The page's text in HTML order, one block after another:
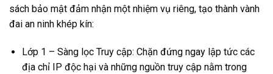
sách bảo mật đảm nhận một nhiệm vụ riêng, tạo thành vành
đai an ninh khép kín:
Lớp 1 – Sàng lọc Truy cập: Chặn đứng ngay lập tức các
địa chỉ IP độc hại và những nguồn truy cập nằm trong